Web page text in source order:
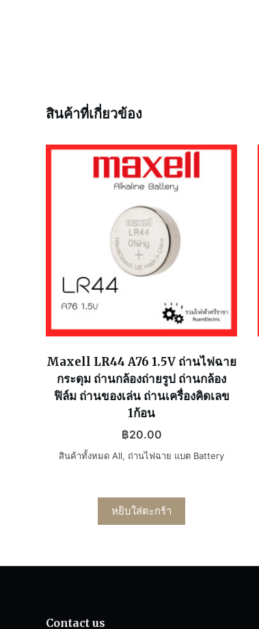
สินค้าที่เกี่ยวข้อง
Maxell LR44 A76 1.5V ถ่านไฟฉาย
กระดุม ถ่านกล้องถ่ายรูป ถ่านกล้อง
ฟิล์ม ถ่านของเล่น ถ่านเครื่องคิดเลข
1ก้อน
฿20.00
สินค้าทั้งหมด All, ถ่านไฟฉาย แบต Battery
หยิบใส่ตะกร้า
Contact us